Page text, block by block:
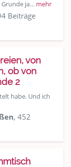
ja… mehr
Beiträge
von
ob von
2
habe. Und ich
, 452